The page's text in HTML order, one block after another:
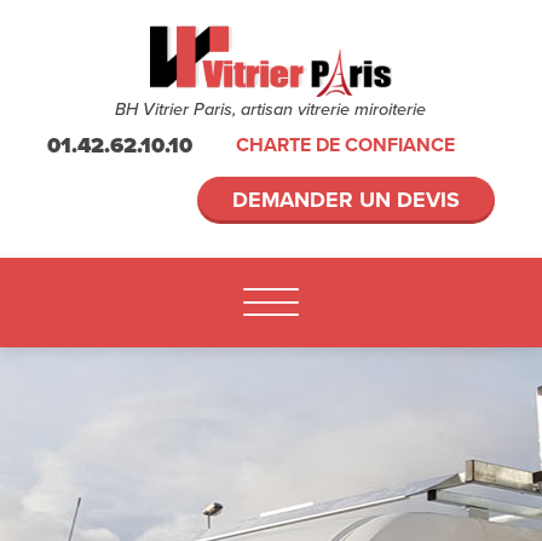
BH Vitrier Paris, artisan vitrerie miroiterie
01.42.62.10.10 CHARTE DE CONFIANCE
DEMANDER UN DEVIS